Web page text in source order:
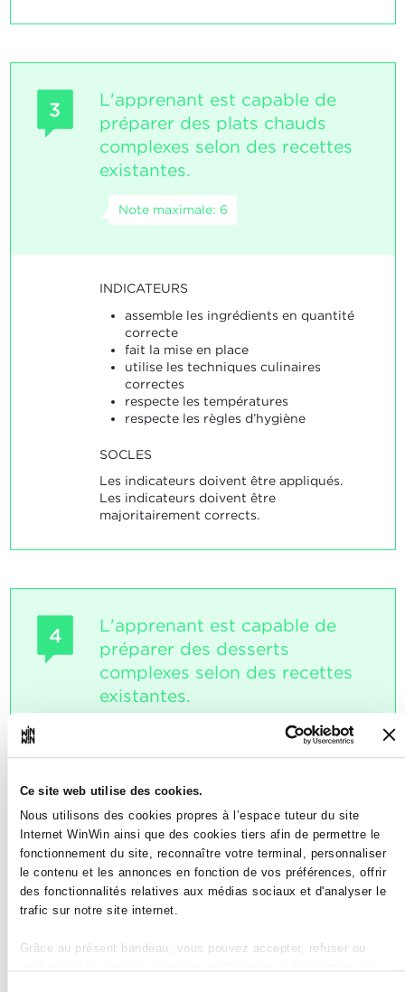
Ce site web utilise des cookies.
Nous utilisons des cookies propres à l’espace tuteur du site
Internet WinWin ainsi que des cookies tiers afin de permettre le
fonctionnement du site, reconnaître votre terminal, personnaliser
le contenu et les annonces en fonction de vos préférences, offrir
des fonctionnalités relatives aux médias sociaux et d'analyser le
trafic sur notre site internet.
Grâce au présent bandeau, vous pouvez accepter, refuser ou
3
L'apprenant est capable de
préparer des plats chauds
complexes selon des recettes
existantes.
Note maximale: 6
INDICATEURS
assemble les ingrédients en quantité
correcte
fait la mise en place
utilise les techniques culinaires
correctes
respecte les températures
respecte les règles d’hygiène
SOCLES
Les indicateurs doivent être appliqués.
Les indicateurs doivent être
majoritairement corrects.
4
L'apprenant est capable de
préparer des desserts
complexes selon des recettes
existantes.
INDICATEURS
assemble les ingrédients en quantité
correcte
fait la mise en place
utilise les techniques culinaires
correctes
respecte les règles d’hygiène